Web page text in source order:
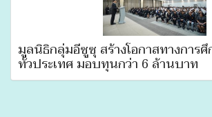
มูลนิธิกลุ่มอีซูซุ สร้างโอกาสทางการ
ทั่วประเทศ มอบทุนกว่า 6 ล้านบาท